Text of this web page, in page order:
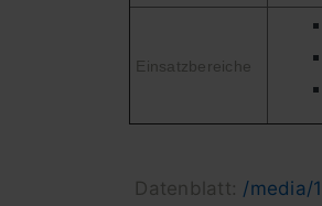
Einsatzbereiche
Datenblatt: /media/